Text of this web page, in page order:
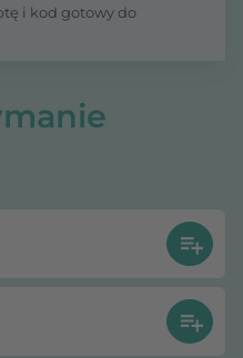
i kod gotowy do